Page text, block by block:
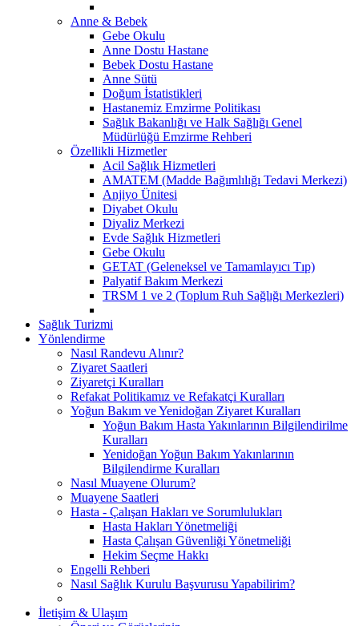
Anne & Bebek
Gebe Okulu
Anne Dostu Hastane
Bebek Dostu Hastane
Anne Sütü
Doğum İstatistikleri
Hastanemiz Emzirme Politikası
Sağlık Bakanlığı ve Halk Sağlığı Genel
Müdürlüğü Emzirme Rehberi
Özellikli Hizmetler
Acil Sağlık Hizmetleri
AMATEM (Madde Bağımlılığı Tedavi Merkezi)
Anjiyo Ünitesi
Diyabet Okulu
Diyaliz Merkezi
Evde Sağlık Hizmetleri
Gebe Okulu
GETAT (Geleneksel ve Tamamlayıcı Tıp)
Palyatif Bakım Merkezi
TRSM 1 ve 2 (Toplum Ruh Sağlığı Merkezleri)
Sağlık Turizmi
Yönlendirme
Nasıl Randevu Alınır?
Ziyaret Saatleri
Ziyaretçi Kuralları
Refakat Politikamız ve Refakatçi Kuralları
Yoğun Bakım ve Yenidoğan Ziyaret Kuralları
Yoğun Bakım Hasta Yakınlarının Bilgilendirilme
Kuralları
Yenidoğan Yoğun Bakım Yakınlarının
Bilgilendirme Kuralları
Nasıl Muayene Olurum?
Muayene Saatleri
Hasta - Çalışan Hakları ve Sorumlulukları
Hasta Hakları Yönetmeliği
Hasta Çalışan Güvenliği Yönetmeliği
Hekim Seçme Hakkı
Engelli Rehberi
Nasıl Sağlık Kurulu Başvurusu Yapabilirim?
İletişim & Ulaşım